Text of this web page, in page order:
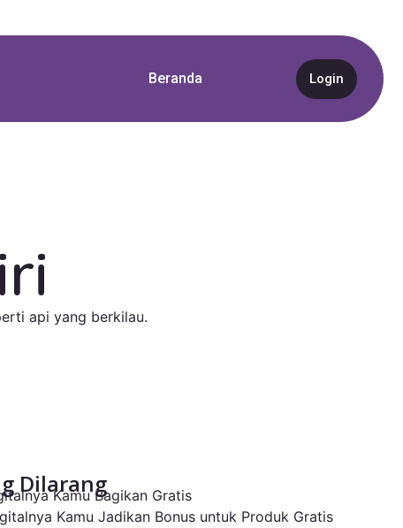
Beranda Login
api yang berkilau.
Dilarang
Kamu Bagikan Gratis
Kamu Jadikan Bonus untuk Produk Gratis